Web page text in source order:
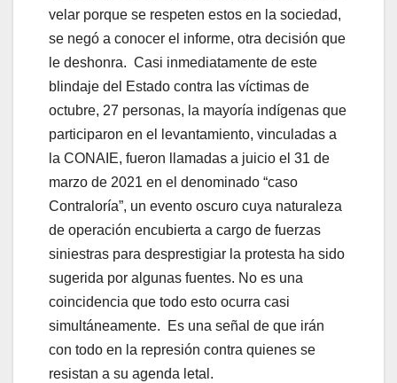
velar porque se respeten estos en la sociedad,
se negó a conocer el informe, otra decisión que
le deshonra. Casi inmediatamente de este
blindaje del Estado contra las víctimas de
octubre, 27 personas, la mayoría indígenas que
participaron en el levantamiento, vinculadas a
la CONAIE, fueron llamadas a juicio el 31 de
marzo de 2021 en el denominado “caso
Contraloría”, un evento oscuro cuya naturaleza
de operación encubierta a cargo de fuerzas
siniestras para desprestigiar la protesta ha sido
sugerida por algunas fuentes. No es una
coincidencia que todo esto ocurra casi
simultáneamente. Es una señal de que irán
con todo en la represión contra quienes se
resistan a su agenda letal.